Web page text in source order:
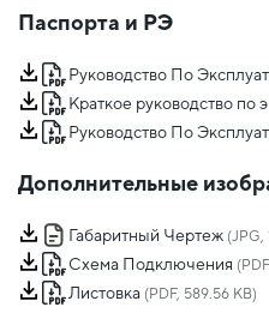
Паспорта и РЭ
Руководство По
Краткое руководство по
Руководство По
Дополнительные
Габаритный Чертеж (JPG,
Схема Подключения
Листовка (PDF, 589.56 KB)